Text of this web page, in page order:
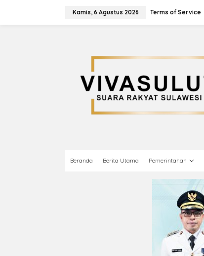
Kamis, 6 Agustus 2026 Terms of Service
Beranda Berita Utama Pemerintahan